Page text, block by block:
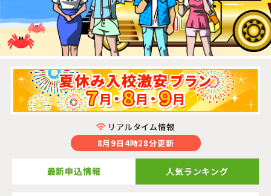
リアルタイム情報
8月9日4時28分更新
最新申込情報 人気ランキング